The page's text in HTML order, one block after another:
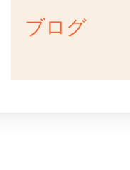
ブログ